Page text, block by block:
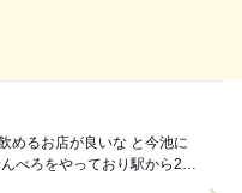
店が良いな と今池に